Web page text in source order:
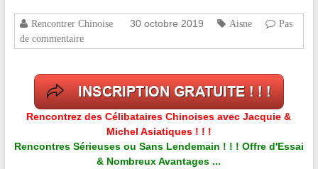
Rencontrer Chinoise 30 octobre 2019 Aisne
Pas
de commentaire
Rencontrez des Célibataires Chinoises avec Jacquie &
Michel Asiatiques ! ! !
Rencontres Sérieuses ou Sans Lendemain ! ! ! Offre d'Essai
& Nombreux Avantages ...